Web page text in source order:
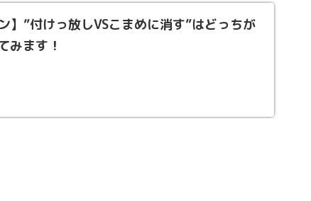
】”付けっ放しVSこまめに消す”はどっちが
みます！